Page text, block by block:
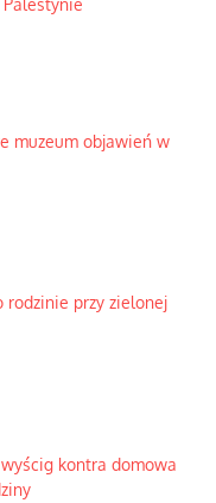
muzeum objawień w
rodzinie przy zielonej
kontra domowa